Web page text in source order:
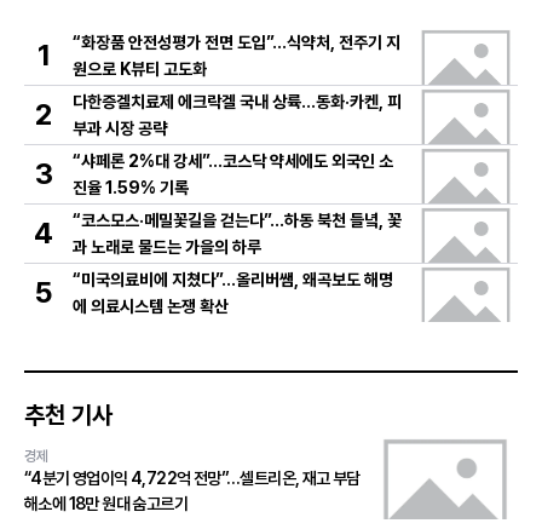
1
“화장품 안전성평가 전면 도입”…식약처, 전주기 지
원으로 K뷰티 고도화
2
다한증겔치료제 에크락겔 국내 상륙…동화·카켄, 피
부과 시장 공략
3
“샤페론 2%대 강세”…코스닥 약세에도 외국인 소
진율 1.59% 기록
4
“코스모스·메밀꽃길을 걷는다”…하동 북천 들녘, 꽃
과 노래로 물드는 가을의 하루
5
“미국의료비에 지쳤다”…올리버쌤, 왜곡보도 해명
에 의료시스템 논쟁 확산
추천 기사
경제
“4분기 영업이익 4,722억 전망”…셀트리온, 재고 부담
해소에 18만 원대 숨고르기